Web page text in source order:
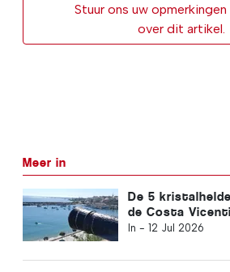
Stuur ons uw
over dit artikel.
Meer in
De 5
de Costa
In - 12 Jul 2026